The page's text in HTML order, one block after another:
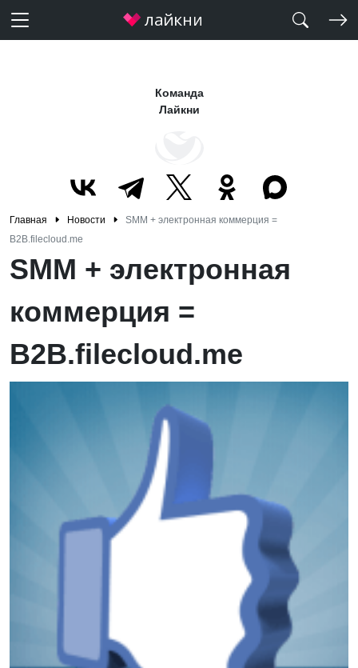
Команда
Лайкни
Главная Новости
SMM + электронная коммерция =
B2B.filecloud.me
SMM + электронная
коммерция =
B2B.filecloud.me